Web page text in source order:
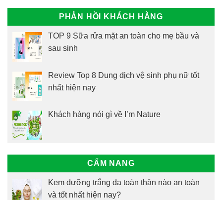
PHẢN HỒI KHÁCH HÀNG
TOP 9 Sữa rửa mặt an toàn cho mẹ bầu và
sau sinh
Review Top 8 Dung dịch vệ sinh phụ nữ tốt
nhất hiện nay
Khách hàng nói gì về I’m Nature
CẨM NANG
Kem dưỡng trắng da toàn thân nào an toàn
và tốt nhất hiện nay?